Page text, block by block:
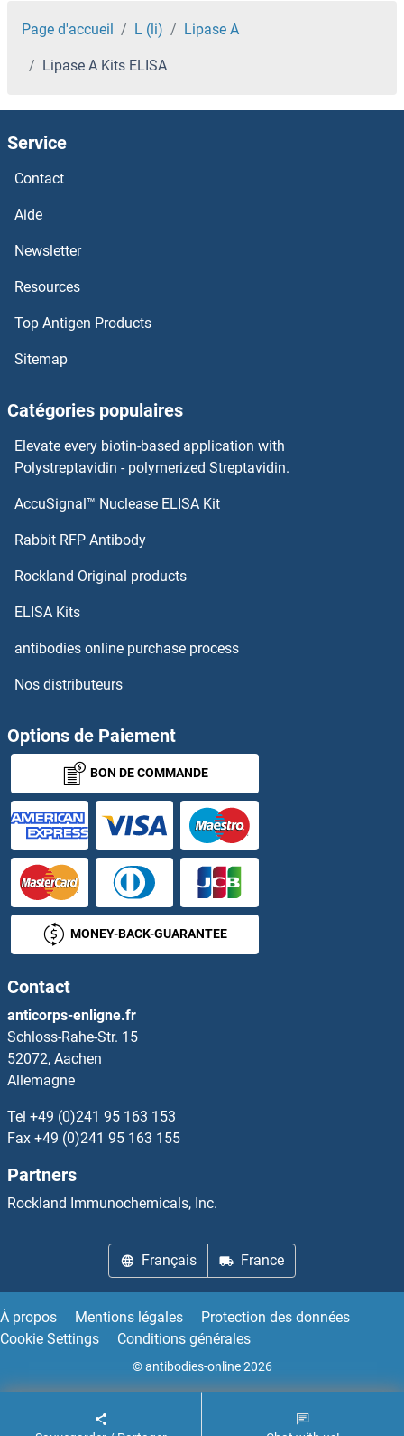
LILRA5 Kits ELISA
LILRA3 Kits ELISA
LIG3 Kits ELISA
LIG1 Kits ELISA
LIFR Kits ELISA
LHX8 Kits ELISA
Lipase H Kits ELISA
LIPE Kits ELISA
LIPF Kits ELISA
LIPG Kits ELISA
Lipin 1 Kits ELISA
Lipocalin 1 Kits ELISA
Lipocalin 2 Kits ELISA
Lipopolysaccharides (LPS) Kits ELISA
Lipoprotein Lipase Kits ELISA
Lipoteichoic Acid Kits ELISA
LIPT1 Kits ELISA
LITAF Kits ELISA
Liver Arginase Kits ELISA
LKB1 Kits ELISA
LLDH Kits ELISA
LMAN2 Kits ELISA
LMCD1 Kits ELISA
Page d'accueil L (li) Lipase A
Lipase A Kits ELISA
Service
Contact
Aide
Newsletter
Resources
Top Antigen Products
Sitemap
Catégories populaires
Elevate every biotin-based application with
Polystreptavidin - polymerized Streptavidin.
AccuSignal™ Nuclease ELISA Kit
Rabbit RFP Antibody
Rockland Original products
ELISA Kits
antibodies online purchase process
Nos distributeurs
Options de Paiement
BON DE COMMANDE
MONEY-BACK-GUARANTEE
Contact
anticorps-enligne.fr
Schloss-Rahe-Str. 15
52072, Aachen
Allemagne
Tel +49 (0)241 95 163 153
Fax +49 (0)241 95 163 155
Partners
Rockland Immunochemicals, Inc.
Français France
À propos Mentions légales
Protection des données
Cookie Settings
Conditions générales
© antibodies-online 2026